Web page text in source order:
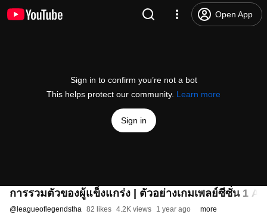
Open App
Sign in to confirm you’re not a bot
This helps protect our community. Learn more
Sign in
การรวมตัวของผู้แข็งแกร่ง | ตัวอย่างเกมเพลย์ซีซั่น 1
@ leagueoflegendstha 82 likes 4.2K views 1 year ago more